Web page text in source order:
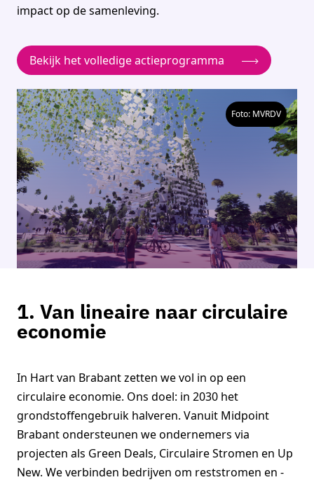
impact op de samenleving.
Bekijk het volledige actieprogramma
Foto: MVRDV
1. Van lineaire naar circulaire
economie
In Hart van Brabant zetten we vol in op een
circulaire economie. Ons doel: in 2030 het
grondstoffengebruik halveren. Vanuit Midpoint
Brabant ondersteunen we ondernemers via
projecten als Green Deals, Circulaire Stromen en Up
New. We verbinden bedrijven om reststromen en -